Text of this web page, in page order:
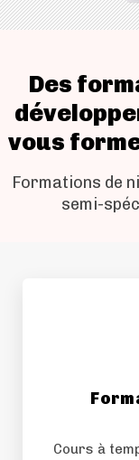
Des
vous
Formations de
semi-
Cours à